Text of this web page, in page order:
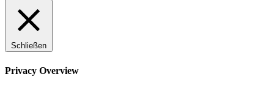
Schließen
Privacy Overview